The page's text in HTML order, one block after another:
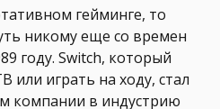
гейминге, то
никому еще со времен
году. Switch, который
играть на ходу, стал
компании в индустрию